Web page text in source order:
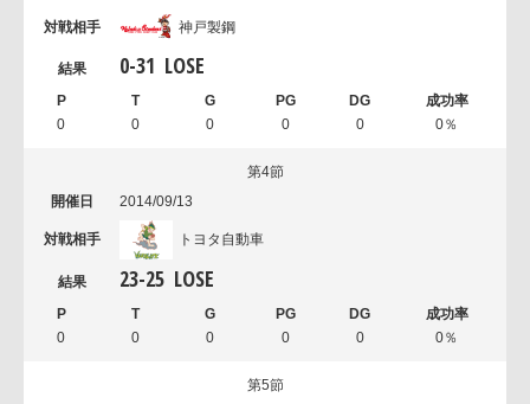
神戸製鋼
0-31 LOSE
0 0 0 0 0 0％
第4節
2014/09/13
トヨタ自動車
23-25 LOSE
0 0 0 0 0 0％
第5節